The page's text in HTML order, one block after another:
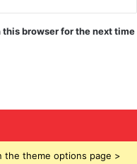
browser for the next time
the theme options page >